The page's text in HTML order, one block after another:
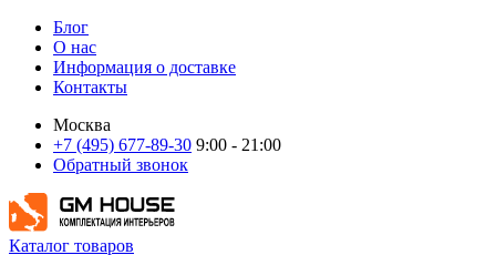
Блог
О нас
Информация о доставке
Контакты
Москва
+7 (495) 677-89-30 9:00 - 21:00
Обратный звонок
Каталог товаров